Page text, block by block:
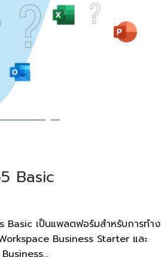
Basic
เป็นแพลตฟอร์มสำหรับการทำ
Business Starter และ